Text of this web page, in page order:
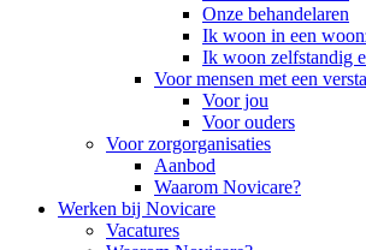
Onze behandelaren
Ik woon in een
Ik woon zelfstandig
Voor mensen met een
Voor jou
Voor ouders
Voor zorgorganisaties
Aanbod
Waarom Novicare?
Werken bij Novicare
Vacatures